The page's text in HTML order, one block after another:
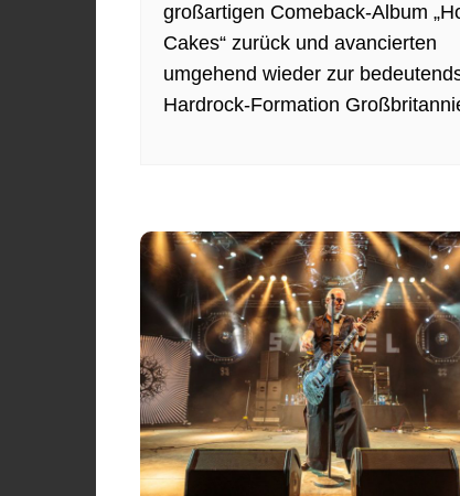
großartigen Comeback-Album
Cakes“ zurück und avancierten
umgehend wieder zur
Hardrock-Formation